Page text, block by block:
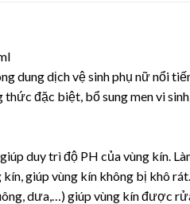
dung dịch vệ sinh phụ nữ nổi
đặc biệt, bổ sung men vi
duy trì độ PH của vùng kín.
giúp vùng kín không bị khô rát.
dưa,…) giúp vùng kín được